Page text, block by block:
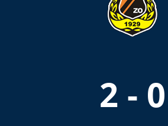
2 - 0